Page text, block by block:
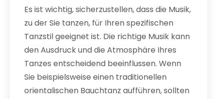
Es ist wichtig, sicherzustellen, dass die Musik,
zu der Sie tanzen, für Ihren spezifischen
Tanzstil geeignet ist. Die richtige Musik kann
den Ausdruck und die Atmosphäre Ihres
Tanzes entscheidend beeinflussen. Wenn
Sie beispielsweise einen traditionellen
orientalischen Bauchtanz aufführen, sollten